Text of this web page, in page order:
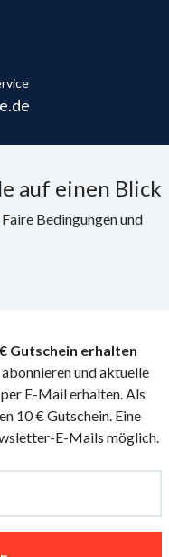
auf einen Blick
Bedingungen und
Gutschein erhalten
und aktuelle
E-Mail erhalten. Als
10 € Gutschein. Eine
E-Mails möglich.